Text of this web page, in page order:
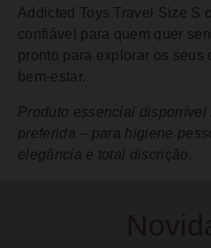
Addicted Toys Travel Size S
confiável para quem quer
pronto para explorar os seus
bem-estar.
Produto essencial disponível
preferida – para higiene
elegância e total discrição.